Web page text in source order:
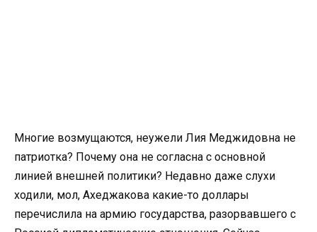
Многие возмущаются, неужели Лия Меджидовна не
патриотка? Почему она не согласна с основной
линией внешней политики? Недавно даже слухи
ходили, мол, Ахеджакова какие-то доллары
перечислила на армию государства, разорвавшего с